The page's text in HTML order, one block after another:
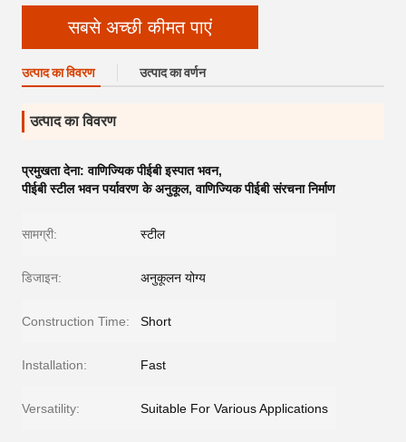
सबसे अच्छी कीमत पाएं
उत्पाद का विवरण उत्पाद का वर्णन
उत्पाद का विवरण
प्रमुखता देना:वाणिज्यिक पीईबी इस्पात भवन,
पीईबी स्टील भवन पर्यावरण के अनुकूल,वाणिज्यिक पीईबी संरचना निर्माण
सामग्री: स्टील
डिजाइन: अनुकूलन योग्य
Construction Time: Short
Installation: Fast
Versatility: Suitable For Various Applications